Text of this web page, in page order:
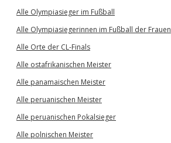
Alle Olympiasieger im Fußball
Alle Olympiasiegerinnen im Fußball der Frauen
Alle Orte der CL-Finals
Alle ostafrikanischen Meister
Alle panamaischen Meister
Alle peruanischen Meister
Alle peruanischen Pokalsieger
Alle polnischen Meister